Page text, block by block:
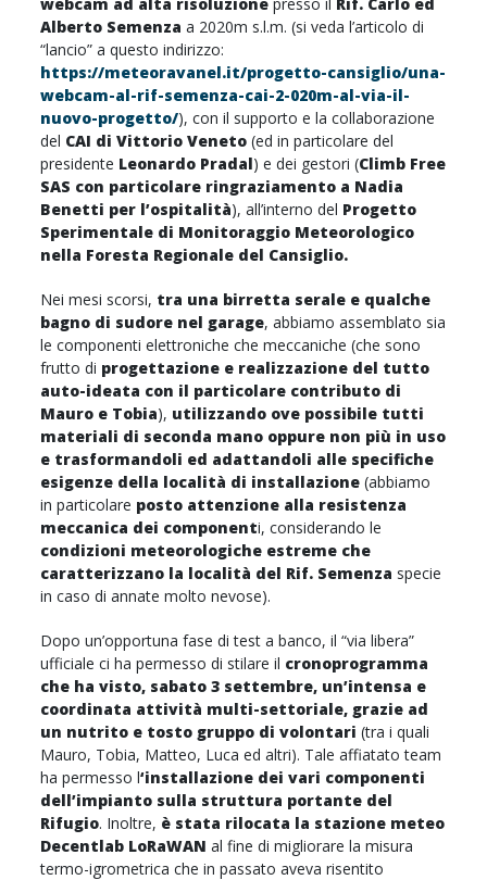
Alberto Semenza a 2020m s.l.m. (si veda l’articolo di
“lancio” a questo indirizzo:
https://meteoravanel.it/progetto-cansiglio/una-
webcam-al-rif-semenza-cai-2-020m-al-via-il-
nuovo-progetto/), con il supporto e la collaborazione
del CAI di Vittorio Veneto (ed in particolare del
presidente Leonardo Pradal) e dei gestori (Climb Free
SAS con particolare ringraziamento a Nadia
Benetti per l’ospitalità), all’interno del Progetto
Sperimentale di Monitoraggio Meteorologico
nella Foresta Regionale del Cansiglio.
Nei mesi scorsi, tra una birretta serale e qualche
bagno di sudore nel garage, abbiamo assemblato sia
le componenti elettroniche che meccaniche (che sono
frutto di progettazione e realizzazione del tutto
auto-ideata con il particolare contributo di
Mauro e Tobia), utilizzando ove possibile tutti
materiali di seconda mano oppure non più in uso
e trasformandoli ed adattandoli alle specifiche
esigenze della località di installazione (abbiamo
in particolare posto attenzione alla resistenza
meccanica dei componenti, considerando le
condizioni meteorologiche estreme che
caratterizzano la località del Rif. Semenza specie
in caso di annate molto nevose).
Dopo un’opportuna fase di test a banco, il “via libera”
ufficiale ci ha permesso di stilare il cronoprogramma
che ha visto, sabato 3 settembre, un’intensa e
coordinata attività multi-settoriale, grazie ad
un nutrito e tosto gruppo di volontari (tra i quali
Mauro, Tobia, Matteo, Luca ed altri). Tale affiatato team
ha permesso l‘installazione dei vari componenti
dell’impianto sulla struttura portante del
Rifugio. Inoltre, è stata rilocata la stazione meteo
Decentlab LoRaWAN al fine di migliorare la misura
termo-igrometrica che in passato aveva risentito